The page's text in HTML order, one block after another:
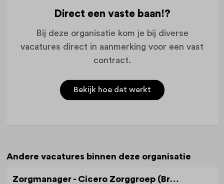
Direct een vaste baan!?
Bij deze organisatie kom je bij diverse
vacatures direct in aanmerking voor een vast
contract.
Bekijk hoe dat werkt
Andere vacatures binnen deze organisatie
Zorgmanager - Cicero Zorggroep (Brunssum, 32-36 uur per week)